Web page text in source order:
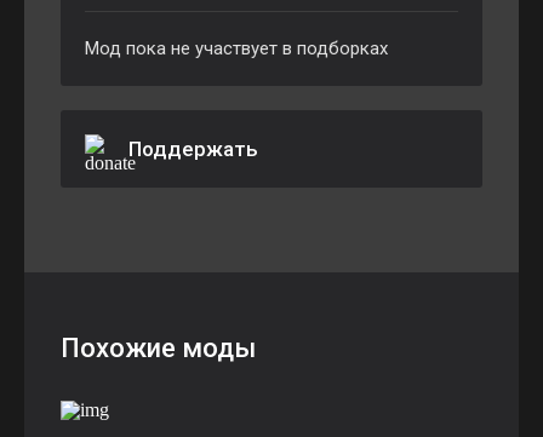
Мод пока не участвует в подборках
Поддержать
Похожие моды